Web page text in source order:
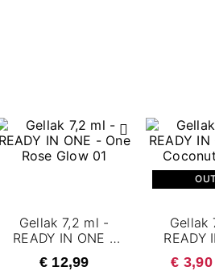
Gellak 7,2 ml -
READY IN ONE -
€ 12,99
Gellak
READY
€ 3,90